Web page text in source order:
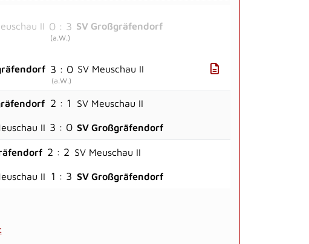
II 0 : 3
(a.W.)
SV Großgräfendorf
3 : 0
(a.W.)
SV Meuschau II
2 : 1 SV Meuschau II
II 3 : 0 SV Großgräfendorf
2 : 2 SV Meuschau II
II 1 : 3 SV Großgräfendorf